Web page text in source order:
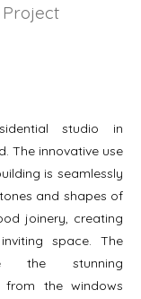
Project
studio in
The innovative use
is seamlessly
and shapes of
joinery, creating
space. The
the stunning
from the windows